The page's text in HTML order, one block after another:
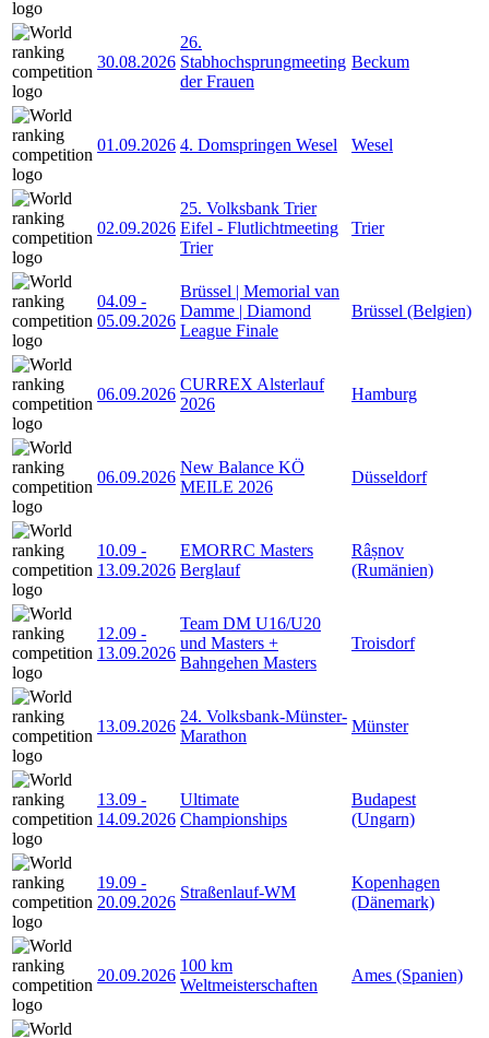
30.08.2026
26.
Stabhochsprungmeeting
der Frauen
Beckum
01.09.2026 4. Domspringen Wesel Wesel
02.09.2026
25. Volksbank Trier
Eifel - Flutlichtmeeting
Trier
Trier
04.09 -
05.09.2026
Brüssel | Memorial van
Damme | Diamond
League Finale
Brüssel (Belgien)
06.09.2026
CURREX Alsterlauf
2026
Hamburg
06.09.2026
New Balance KÖ
MEILE 2026
Düsseldorf
10.09 -
13.09.2026
EMORRC Masters
Berglauf
Râșnov
(Rumänien)
12.09 -
13.09.2026
Team DM U16/U20
und Masters +
Bahngehen Masters
Troisdorf
13.09.2026
24. Volksbank-Münster-
Marathon
Münster
13.09 -
14.09.2026
Ultimate
Championships
Budapest
(Ungarn)
19.09 -
20.09.2026
Straßenlauf-WM
Kopenhagen
(Dänemark)
20.09.2026
100 km
Weltmeisterschaften
Ames (Spanien)